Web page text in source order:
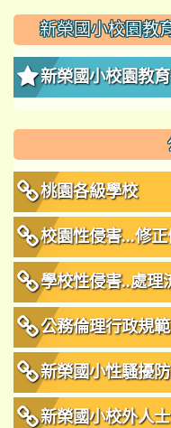
新榮國小校園教
新榮國小校園教
桃園各級學校
校園性侵害...修正
學校性侵害..處理
公務倫理行政規範
新榮國小性騷擾
新榮國小校外人